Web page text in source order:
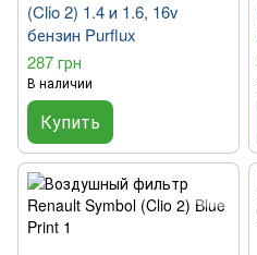
(Clio 2) 1.4 и 1.6, 16v
бензин Purflux
287 грн
В наличии
Купить